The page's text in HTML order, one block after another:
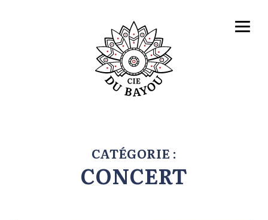
CATÉGORIE :
CONCERT